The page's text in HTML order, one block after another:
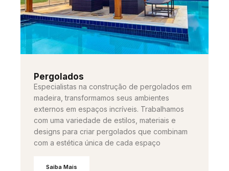
Pergolados
Especialistas na construção de pergolados em
madeira, transformamos seus ambientes
externos em espaços incríveis. Trabalhamos
com uma variedade de estilos, materiais e
designs para criar pergolados que combinam
com a estética única de cada espaço
Saiba Mais